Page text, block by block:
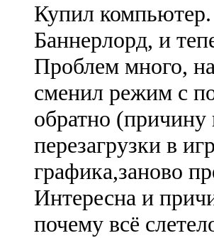
Купил
Баннерлорд, и
Проблем много,
сменил режим с
обратно
перезагрузки в
графика,заново
Интересна и
почему всё